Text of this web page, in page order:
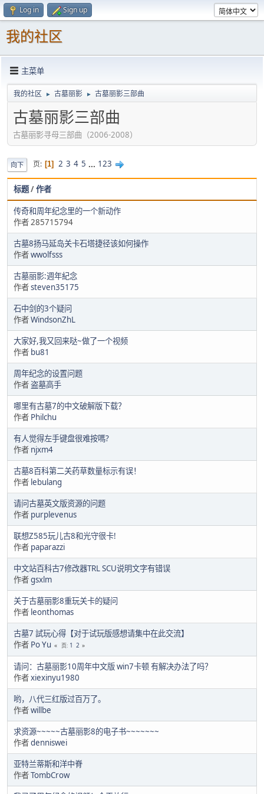
Log in Sign up
我的社区
主菜单
我的社区 ► 古墓丽影 ► 古墓丽影三部曲
古墓丽影三部曲
古墓丽影寻母三部曲（2006-2008）
向下 页 1 2 3 4 5 ... 123
标题/作者
传奇和周年纪念里的一个新动作
作者 285715794
古墓8扬马延岛关卡石塔捷径该如何操作
作者wwolfsss
古墓丽影:週年紀念
作者steven35175
石中剑的3个疑问
作者WindsonZhL
大家好,我又回来哒~做了一个视频
作者 bu81
周年纪念的设置问题
作者盗墓高手
哪里有古墓7的中文破解版下载？
作者 Philchu
有人觉得左手键盘很难按嗎?
作者 njxm4
古墓8百科第二关药草数量标示有误！
作者 lebulang
请问古墓英文版资源的问题
作者 purplevenus
联想Z585玩儿古8和光守很卡!
作者 paparazzi
中文站百科古7修改器TRL SCU说明文字有错误
作者gsxlm
关于古墓丽影8重玩关卡的疑问
作者 leonthomas
古墓7 試玩心得【对于试玩版感想请集中在此交流】
作者 Po Yu 页 1 2
请问：古墓丽影10周年中文版 win7卡顿 有解决办法了吗？
作者xiexinyu1980
哟，八代三红版过百万了。
作者willbe
求资源~~~~~古墓丽影8的电子书~~~~~~~
作者denniswei
亚特兰蒂斯和洋中脊
作者TombCrow